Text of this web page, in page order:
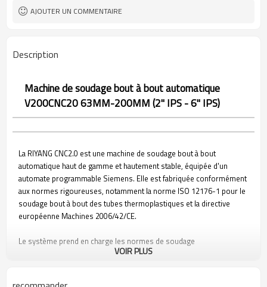
AJOUTER UN COMMENTAIRE
Description
Machine de soudage bout à bout automatique
V200CNC20 63MM-200MM (2" IPS - 6" IPS)
La RIYANG CNC2.0 est une machine de soudage bout à bout
automatique haut de gamme et hautement stable, équipée d'un
automate programmable Siemens. Elle est fabriquée conformément
aux normes rigoureuses, notamment la norme ISO 12176-1 pour le
soudage bout à bout des tubes thermoplastiques et la directive
européenne Machines 2006/42/CE.
Le système prend en charge les normes de soudage
préprogrammées, conformes aux principales normes industrielles
VOIR PLUS